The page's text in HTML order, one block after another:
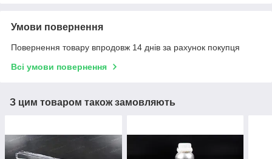
Умови повернення
Повернення товару впродовж 14 днів за рахунок покупця
Всі умови повернення
З цим товаром також замовляють